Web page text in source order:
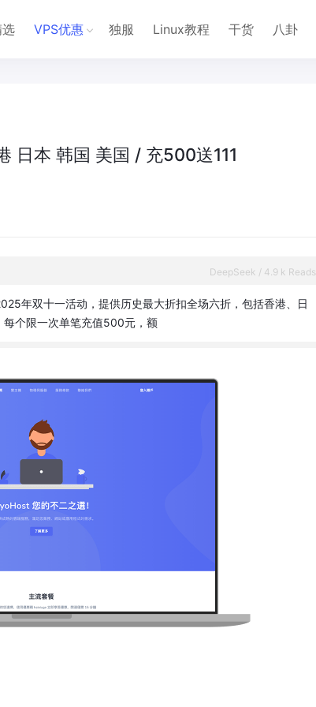
VPS优惠 独服 Linux教程 干货 八卦
日本 韩国 美国 / 充500送111
DeepSeek / 4.9 k Reads
025年双十一活动 ， 提供历史最大折扣全场六折 ， 包括香港
日
每个限一次单笔充值500元 ， 额